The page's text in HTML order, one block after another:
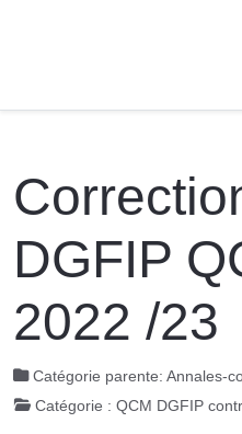
DGFIP
2022 /23
Catégorie parente: Annales-
Catégorie : QCM DGFIP